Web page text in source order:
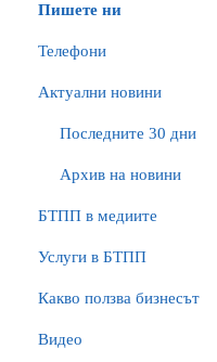
Пишете ни
Телефони
Актуални новини
Последните 30 дни
Архив на новини
БTПП в медиите
Услуги в БТПП
Какво ползва бизнесът
Видео